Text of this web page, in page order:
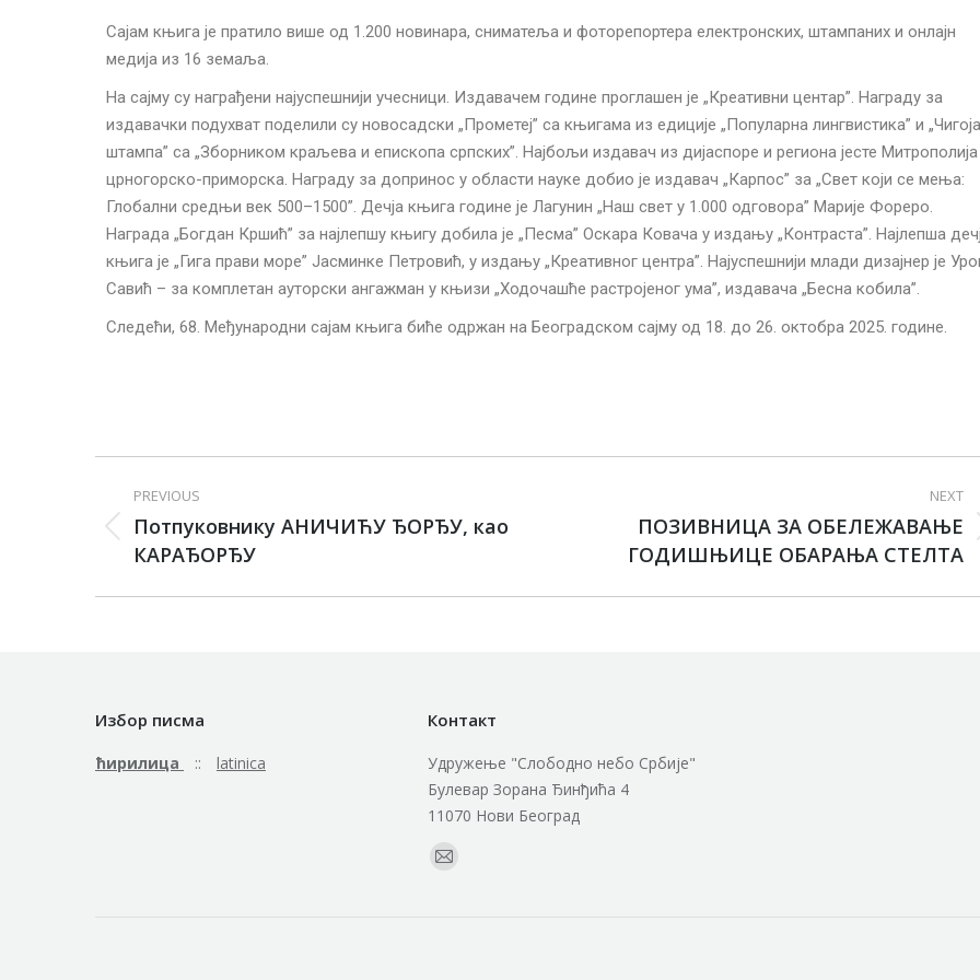
Сајам књига је пратило више од 1.200 новинара, сниматеља и фоторепортера електронских, штампаних и онлајн
медија из 16 земаља.
На сајму су награђени најуспешнији учесници. Издавачем године проглашен је „Креативни центар”. Награду за
издавачки подухват поделили су новосадски „Прометеј” са књигама из едиције „Популарна лингвистика” и „Чигоја
штампа” са „Зборником краљева и епископа српских”. Најбољи издавач из дијаспоре и региона јесте Митрополија
црногорско-приморска. Награду за допринос у области науке добио је издавач „Карпос” за „Свет који се мења:
Глобални средњи век 500–1500”. Дечја књига године је Лагунин „Наш свет у 1.000 одговора” Марије Фореро.
Награда „Богдан Кршић” за најлепшу књигу добила је „Песма” Оскара Ковача у издању „Контраста”. Најлепша
књига је „Гига прави море” Јасминке Петровић, у издању „Креативног центра”. Најуспешнији млади дизајнер је
Савић – за комплетан ауторски ангажман у књизи „Ходочашће растројеног ума”, издавача „Бесна кобила”.
Следећи, 68. Међународни сајам књига биће одржан на Београдском сајму од 18. до 26. октобра 2025. године.
PREVIOUS
Потпуковнику АНИЧИЋУ ЂОРЂУ, као
КАРАЂОРЂУ
NEXT
ПОЗИВНИЦА ЗА ОБЕЛЕЖАВАЊЕ
ГОДИШЊИЦЕ OБАРАЊА СТЕЛТА
Избор писма
ћирилица :: latinica
Контакт
Удружење "Слободно небо Србије"
Булевар Зорана Ђинђића 4
11070 Нови Београд
Find us on: